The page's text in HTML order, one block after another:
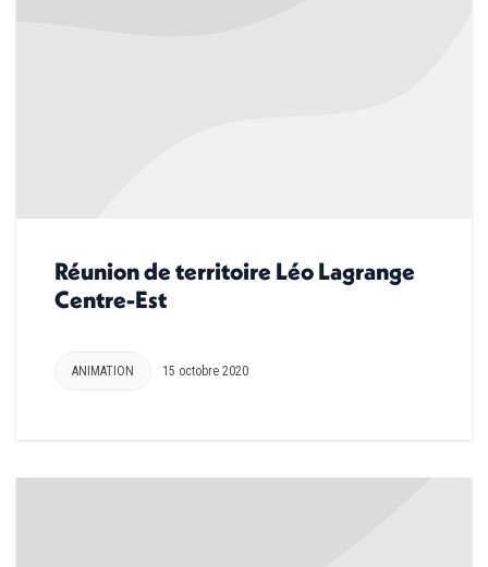
Réunion de territoire Léo Lagrange
Centre-Est
ANIMATION 15 octobre 2020